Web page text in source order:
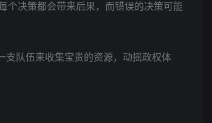
个决策都会带来后果，而错误的决策可能
队伍来收集宝贵的资源，动摇政权体